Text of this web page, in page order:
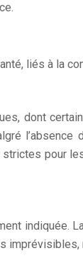
liés à la
dont
pour